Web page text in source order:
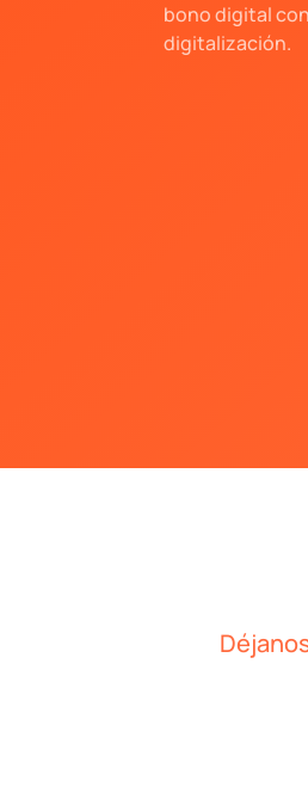
bono digital
digitalización.